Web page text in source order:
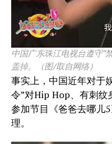
中国广东珠江电视台遵守“
盖掉。（图/取自网络）
事实上，中国近年对于
令”对Hip Hop、有刺纹
参加节目《爸爸去哪儿
理。